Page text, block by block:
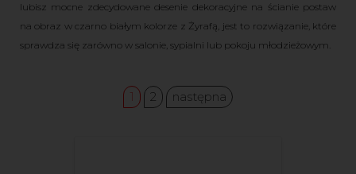
lubisz mocne zdecydowane desenie dekoracyjne na ścianie postaw
na obraz w czarno białym kolorze z Żyrafą, jest to rozwiązanie, które
sprawdza się zarówno w salonie, sypialni lub pokoju młodzieżowym.
1 2 następna